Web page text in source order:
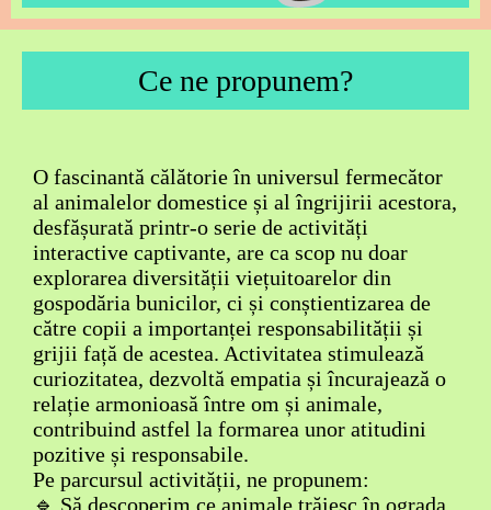
Ce ne propunem?
O fascinantă călătorie în universul fermecător
al animalelor domestice și al îngrijirii acestora,
desfășurată printr-o serie de activități
interactive captivante, are ca scop nu doar
explorarea diversității viețuitoarelor din
gospodăria bunicilor, ci și conștientizarea de
către copii a importanței responsabilității și
grijii față de acestea. Activitatea stimulează
curiozitatea, dezvoltă empatia și încurajează o
relație armonioasă între om și animale,
contribuind astfel la formarea unor atitudini
pozitive și responsabile.
Pe parcursul activității, ne propunem:
🔹 Să descoperim ce animale trăiesc în ograda